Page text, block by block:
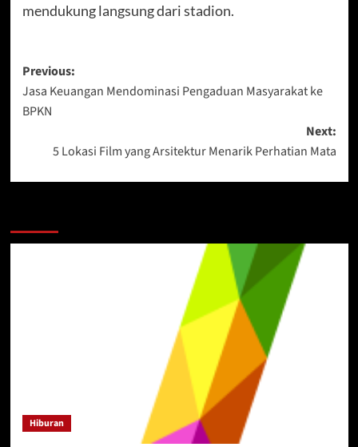
mendukung langsung dari stadion.
Post
navigation
Previous:
Jasa Keuangan Mendominasi Pengaduan Masyarakat ke
BPKN
Next:
5 Lokasi Film yang Arsitektur Menarik Perhatian Mata
Hiburan